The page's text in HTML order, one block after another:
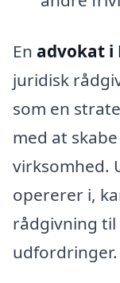
En advokat i
juridisk
som en
med at
virksomhed.
opererer i,
rådgivning til
udfordringer.